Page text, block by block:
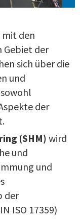
mit den
Gebiet der
sich über die
und
der
(SHM) wird
und
und
der
ISO 17359)